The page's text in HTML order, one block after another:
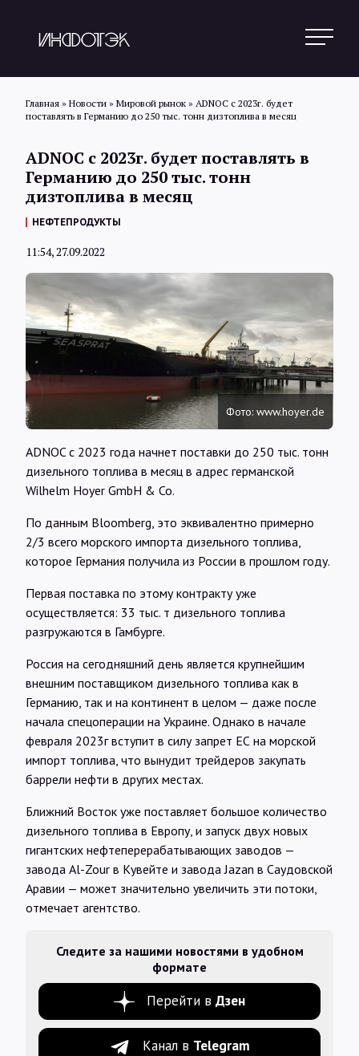
Новости
Обзоры
Интервью
Карты
О нас
@Infotek_Russia
Главная » Новости » Мировой рынок » ADNOC с 2023г. будет
поставлять в Германию до 250 тыс. тонн дизтоплива в месяц
ADNOC с 2023г. будет поставлять в
Германию до 250 тыс. тонн
дизтоплива в месяц
НЕФТЕПРОДУКТЫ
11:54, 27.09.2022
Фото: www.hoyer.de
ADNOC с 2023 года начнет поставки до 250 тыс. тонн
дизельного топлива в месяц в адрес германской
Wilhelm Hoyer GmbH & Co.
По данным Bloomberg, это эквивалентно примерно
2/3 всего морского импорта дизельного топлива,
которое Германия получила из России в прошлом году.
Первая поставка по этому контракту уже
осуществляется: 33 тыс. т дизельного топлива
разгружаются в Гамбурге.
Россия на сегодняшний день является крупнейшим
внешним поставщиком дизельного топлива как в
Германию, так и на континент в целом — даже после
начала спецоперации на Украине. Однако в начале
февраля 2023г вступит в силу запрет ЕС на морской
импорт топлива, что вынудит трейдеров закупать
баррели нефти в других местах.
Ближний Восток уже поставляет большое количество
дизельного топлива в Европу, и запуск двух новых
гигантских нефтеперерабатывающих заводов —
завода Al-Zour в Кувейте и завода Jazan в Саудовской
Аравии — может значительно увеличить эти потоки,
отмечает агентство.
Следите за нашими новостями в удобном
формате
Перейти в Дзен
Канал в Telegram